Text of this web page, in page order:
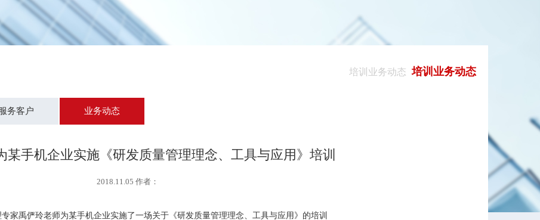
培训业务动态 培训业务动态
服务客户 业务动态
某手机企业实施《研发质量管理理念、工具与应用》培训
2018.11.05 作者：
家禹俨玲老师为某手机企业实施了一场关于《研发质量管理理念、工具与应用》的培训